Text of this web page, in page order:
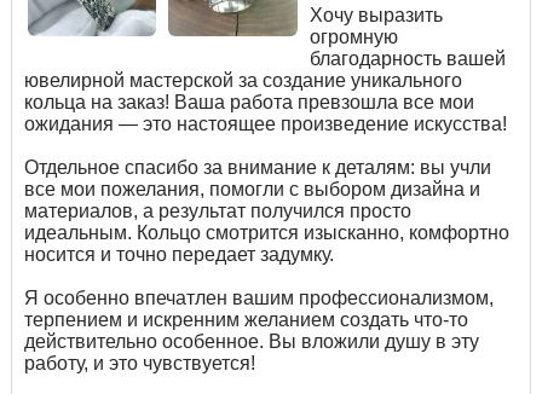
Хочу выразить
огромную
благодарность вашей
ювелирной мастерской за создание уникального
кольца на заказ! Ваша работа превзошла все мои
ожидания — это настоящее произведение искусства!
Отдельное спасибо за внимание к деталям: вы учли
все мои пожелания, помогли с выбором дизайна и
материалов, а результат получился просто
идеальным. Кольцо смотрится изысканно, комфортно
носится и точно передает задумку.
Я особенно впечатлен вашим профессионализмом,
терпением и искренним желанием создать что-то
действительно особенное. Вы вложили душу в эту
работу, и это чувствуется!